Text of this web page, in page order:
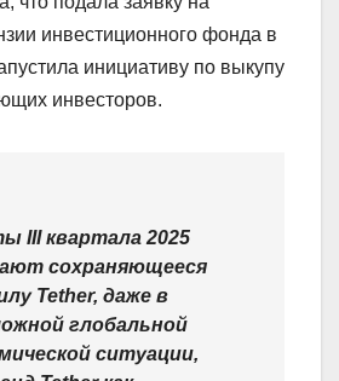
инвестиционного фонда в
инициативу по выкупу
инвесторов.
III квартала 2025
сохраняющееся
Tether, даже в
глобальной
ситуации,